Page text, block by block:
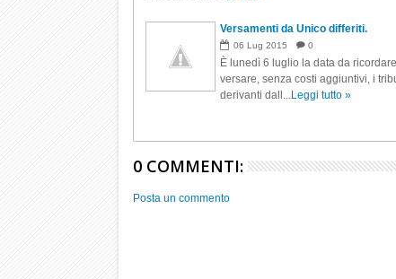
Versamenti da Unico differiti.
06 Lug 2015 0
È lunedì 6 luglio la data da
versare, senza costi aggiuntivi, i
derivanti dall...Leggi tutto »
0 COMMENTI:
Posta un commento